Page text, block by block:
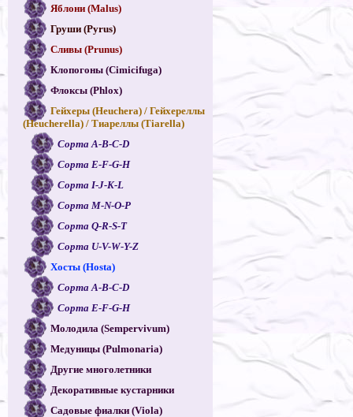
Яблони (Malus)
Груши (Pyrus)
Сливы (Prunus)
Клопогоны (Cimicifuga)
Флоксы (Phlox)
Гейхеры (Heuchera) / Гейхереллы
(Heucherella) / Тиареллы (Tiarella)
Сорта A-B-C-D
Сорта E-F-G-H
Сорта I-J-K-L
Сорта M-N-O-P
Сорта Q-R-S-T
Сорта U-V-W-Y-Z
Хосты (Hosta)
Сорта A-B-C-D
Сорта E-F-G-H
Молодила (Sempervivum)
Медуницы (Pulmonaria)
Другие многолетники
Декоративные кустарники
Садовые фиалки (Viola)